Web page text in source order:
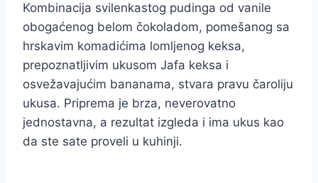
Kombinacija svilenkastog pudinga od vanile
obogaćenog belom čokoladom, pomešanog sa
hrskavim komadićima lomljenog keksa,
prepoznatljivim ukusom Jafa keksa i
osvežavajućim bananama, stvara pravu čaroliju
ukusa. Priprema je brza, neverovatno
jednostavna, a rezultat izgleda i ima ukus kao
da ste sate proveli u kuhinji.